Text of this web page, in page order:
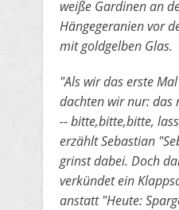
weiße Gardinen an
Hängegeranien vor
mit goldgelben Glas.
"Als wir das erste
dachten ​wir nur: das
-- bitte,bitte,bitte,
erzählt Sebastian
grinst dabei. Doch
verkündet ein
anstatt "Heute: